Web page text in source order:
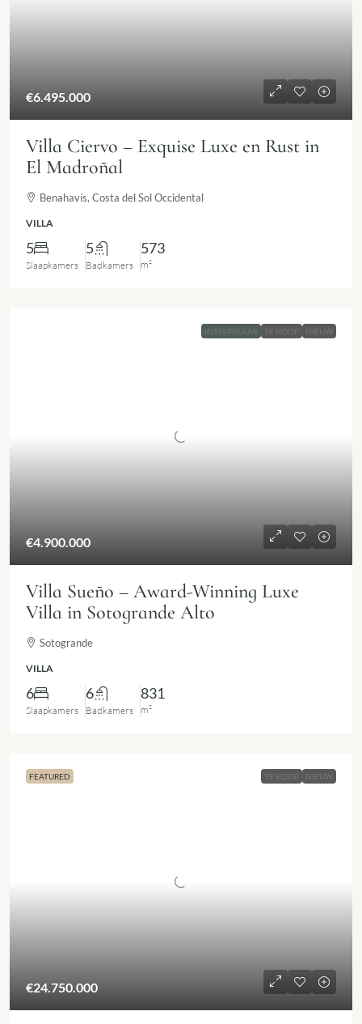
€6.495.000
Villa Ciervo – Exquise Luxe en Rust in
El Madroñal
Benahavís, Costa del Sol Occidental
VILLA
5
Slaapkamers
5
Badkamers
573
m²
INSTAPKLAAR TE KOOP NIEUW
€4.900.000
Villa Sueño – Award-Winning Luxe
Villa in Sotogrande Alto
Sotogrande
VILLA
6
Slaapkamers
6
Badkamers
831
m²
FEATURED TE KOOP NIEUW
€24.750.000